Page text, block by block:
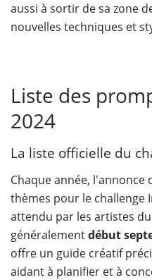
aussi à sortir de sa zone
nouvelles techniques et
Liste des
2024
La liste officielle du
Chaque année, l'annonce
thèmes pour le challenge
attendu par les artistes
généralementdébut
offre un guide créatif
aidant à planifier et à